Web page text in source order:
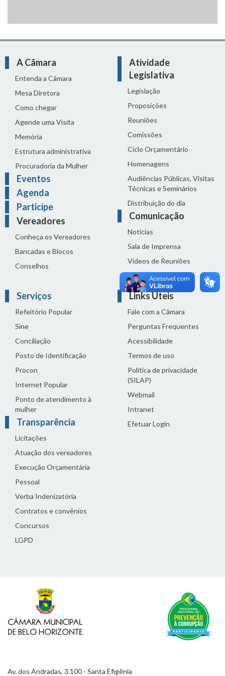
A Câmara
Entenda a Câmara
Mesa Diretora
Como chegar
Agende uma Visita
Memória
Estrutura administrativa
Procuradoria da Mulher
Eventos
Agenda
Participe
Vereadores
Conheça os Vereadores
Bancadas e Blocos
Conselhos
Atividade
Legislativa
Legislação
Proposições
Reuniões
Comissões
Ciclo Orçamentário
Homenagens
Audiências Públicas, Visitas
Técnicas e Seminários
Distribuição do dia
Comunicação
Notícias
Sala de Imprensa
Vídeos de Reuniões
Solenidades
Serviços
Refeitório Popular
Sine
Conciliação
Posto de Identificação
Procon
Internet Popular
Ponto de atendimento à
mulher
Transparência
Licitações
Atuação dos vereadores
Execução Orçamentária
Pessoal
Verba Indenizatória
Contratos e convênios
Concursos
LGPD
Links Úteis
Fale com a Câmara
Perguntas Frequentes
Acessibilidade
Termos de uso
Política de privacidade
(SILAP)
Webmail
Intranet
Efetuar Login
Av. dos Andradas, 3.100 - Santa Efigênia